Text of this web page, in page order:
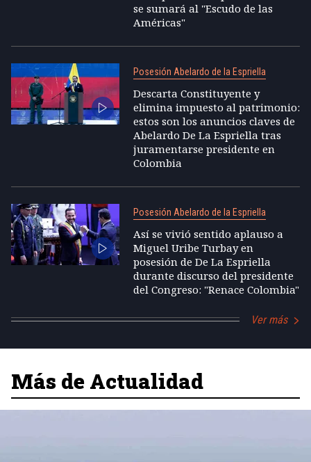
se sumará al "Escudo de las
Américas"
Posesión Abelardo de la Espriella
Descarta Constituyente y
elimina impuesto al patrimonio:
estos son los anuncios claves de
Abelardo De La Espriella tras
juramentarse presidente en
Colombia
Posesión Abelardo de la Espriella
Así se vivió sentido aplauso a
Miguel Uribe Turbay en
posesión de De La Espriella
durante discurso del presidente
del Congreso: "Renace Colombia"
Ver más
Más de Actualidad